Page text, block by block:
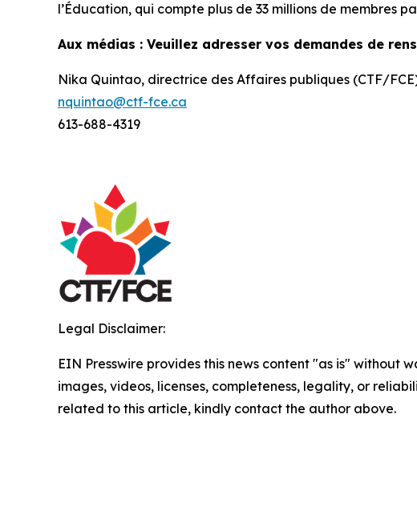
l’Éducation, qui compte plus de 33 millions de membres
Aux médias : Veuillez adresser vos demandes de
Nika Quintao, directrice des Affaires publiques (CTF/
nquintao@ctf-fce.ca
613-688-4319
Legal Disclaimer:
EIN Presswire provides this news content "as is"
images, videos, licenses, completeness, legality, or
related to this article, kindly contact the author above.